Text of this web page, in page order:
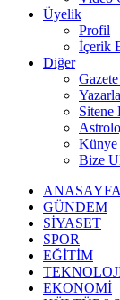
Üyelik
Profil
İçerik
Diğer
Sitene
Künye
Bize
ANASAYFA
GÜNDEM
SİYASET
SPOR
EĞİTİM
EKONOMİ